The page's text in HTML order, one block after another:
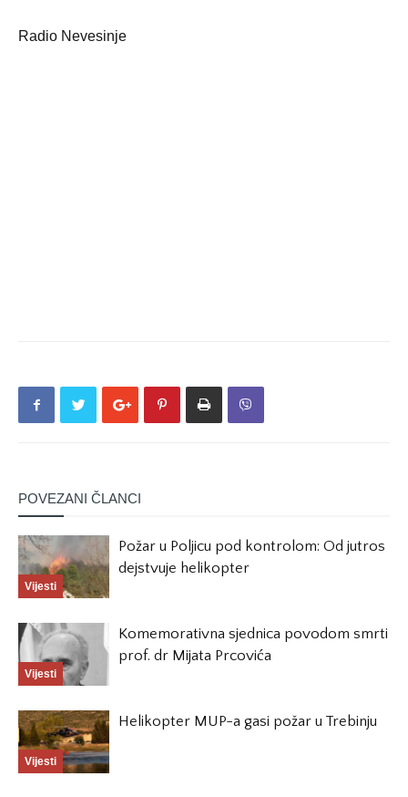
Radio Nevesinje
POVEZANI ČLANCI
Vijesti
Požar u Poljicu pod kontrolom: Od jutros
dejstvuje helikopter
Vijesti
Komemorativna sjednica povodom smrti
prof. dr Mijata Prcovića
Vijesti
Helikopter MUP-a gasi požar u Trebinju